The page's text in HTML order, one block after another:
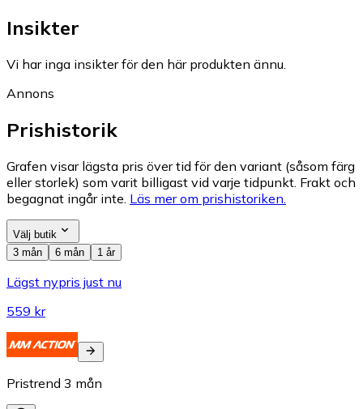
Insikter
Vi har inga insikter för den här produkten ännu.
Annons
Prishistorik
Grafen visar lägsta pris över tid för den variant (såsom färg
eller storlek) som varit billigast vid varje tidpunkt. Frakt och
begagnat ingår inte. Läs mer om prishistoriken.
Välj butik
3 mån
6 mån 1 år
Lägst nypris just nu
559 kr
Pristrend 3 mån